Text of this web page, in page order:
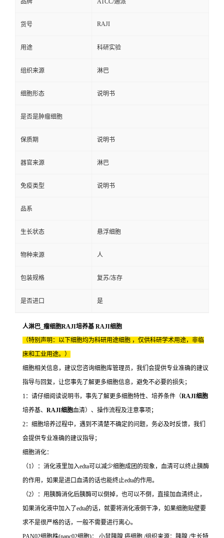
品牌 ATCC/通派
货号 RAJI
用途 科研实验
组织来源 淋巴
细胞形态 说明书
是否是肿瘤细胞
保质期 说明书
器官来源 淋巴
免疫类型 说明书
品系
生长状态 悬浮细胞
物种来源 人
包装规格 复苏/冻存
是否进口 是
人淋巴_瘤细胞RAJI培养基 RAJI细胞
（特别声明：以下细胞均为科研用途细胞 ，仅供科研学术用途，非临
床和工业用途。）
细胞相关信息，建议您咨询细胞库管理员，我们会提供专业准确的建议
指导与回复，让您事先了解更多细胞信息，避免不必要的损失；
1：请仔细阅读说明书，事先了解更多细胞特性、培养条件（RAJI细胞
培养基、 RAJI细胞血清）、操作流程及注意事项；
2：细胞培养过程中，遇到不清楚不确定的问题，务必及时反馈，我们
会提供专业准确的建议指导；
细胞消化：
（1）：消化液里加入edta可以减少细胞成团的现象，血清可以终止胰酶
的作用，如果是进口血清的话也能终止edta的作用。
（2）：用胰酶消化后胰酶可以倒掉，也可以不倒，直接加血清终止，
如果消化液中加入了edta的话，就要将消化液倒干净，如果细胞贴壁要
求不是很严格的话，一般不需要进行离心。
PAN02细胞株(panc02细胞)： 小鼠胰腺 癌细胞 /组织来源：胰腺 /生长特